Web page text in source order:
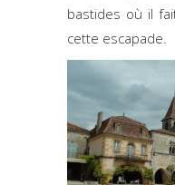
bastides où il
cette escapade.